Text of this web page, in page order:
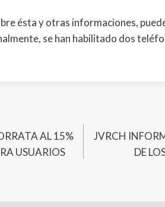
ésta y otras informaciones,
se han habilitado dos
AL 15%
USUARIOS
JVRCH
DE